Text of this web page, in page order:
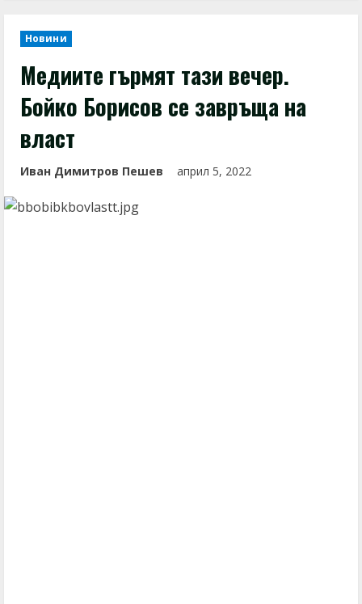
Новини
Медиите гърмят тази вечер.
Бойко Борисов се завръща на
власт
Иван Димитров Пешев април 5, 2022